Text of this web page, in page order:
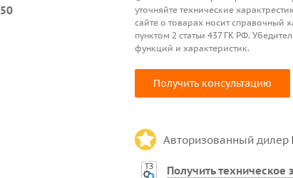
уточняйте технические
сайте о товарах носит справочный
пунктом 2 статьи 437 ГК РФ.
функций и характеристик.
Получить консультацию
Авторизованный дилер
Получить техническое